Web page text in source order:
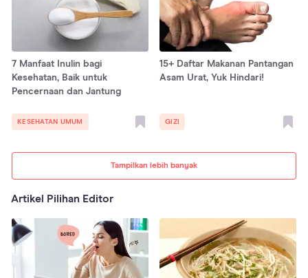
Tampilkan lebih banyak
7 Manfaat Inulin bagi
Kesehatan, Baik untuk
Pencernaan dan Jantung
KESEHATAN UMUM
15+ Daftar Makanan Pantangan
Asam Urat, Yuk Hindari!
GIZI
Artikel Pilihan Editor